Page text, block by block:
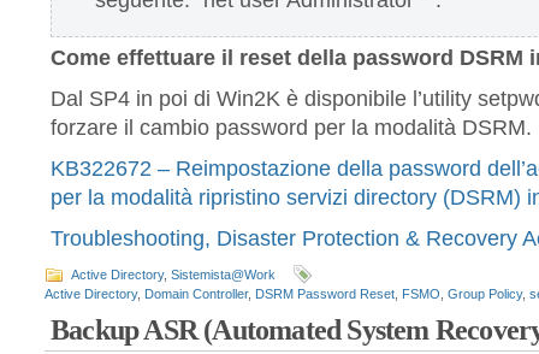
Come effettuare il reset della password DSRM
Dal SP4 in poi di Win2K è disponibile l’utility
forzare il cambio password per la modalità DSRM.
KB322672 – Reimpostazione della password
per la modalità ripristino servizi directory (DSRM)
Troubleshooting, Disaster Protection & Recovery
Active Directory, Sistemista@Work
Active Directory, Domain Controller, DSRM Password Reset FSMO Group Policy,
Backup ASR (Automated System